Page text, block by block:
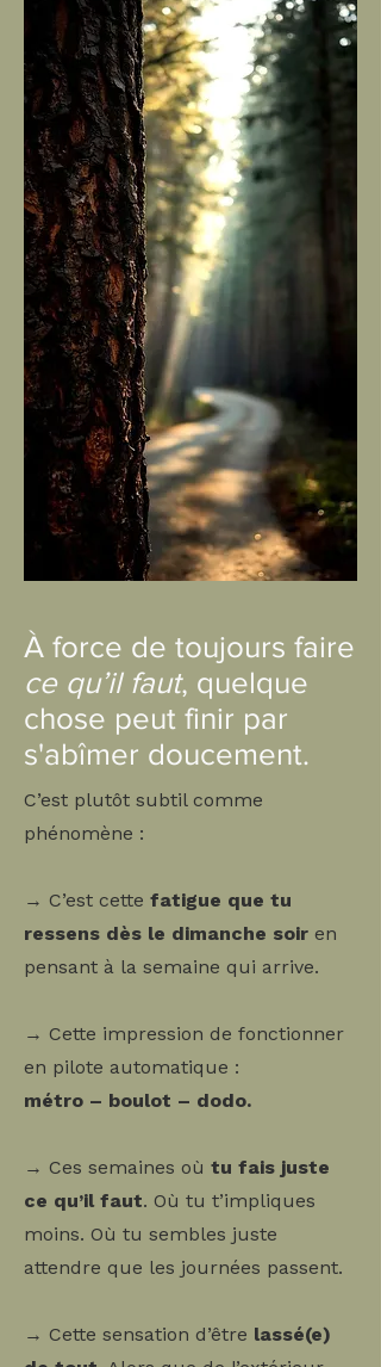
À force de toujours faire
ce qu’il faut, quelque
chose peut finir par
s'abîmer doucement.
C’est plutôt subtil comme
phénomène :
→ C’est cette fatigue que tu
ressens dès le dimanche soir en
pensant à la semaine qui arrive.
→ Cette impression de fonctionner
en pilote automatique :
métro – boulot – dodo.
→ Ces semaines où tu fais juste
ce qu’il faut. Où tu t’impliques
moins. Où tu sembles juste
attendre que les journées passent.
→ Cette sensation d’être lassé(e)